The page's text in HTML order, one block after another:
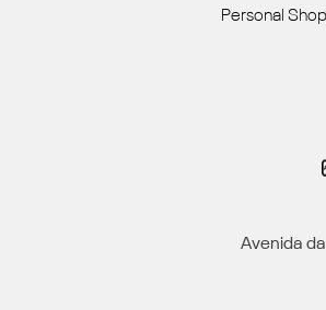
Personal
Avenida